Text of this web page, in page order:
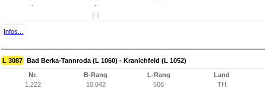
-
-
(-)
Infos...
L 3087 Bad Berka-Tannroda (L 1060) - Kranichfeld (L 1052)
Nr.
1.222
B-Rang
10.042
L-Rang
506
Land
TH